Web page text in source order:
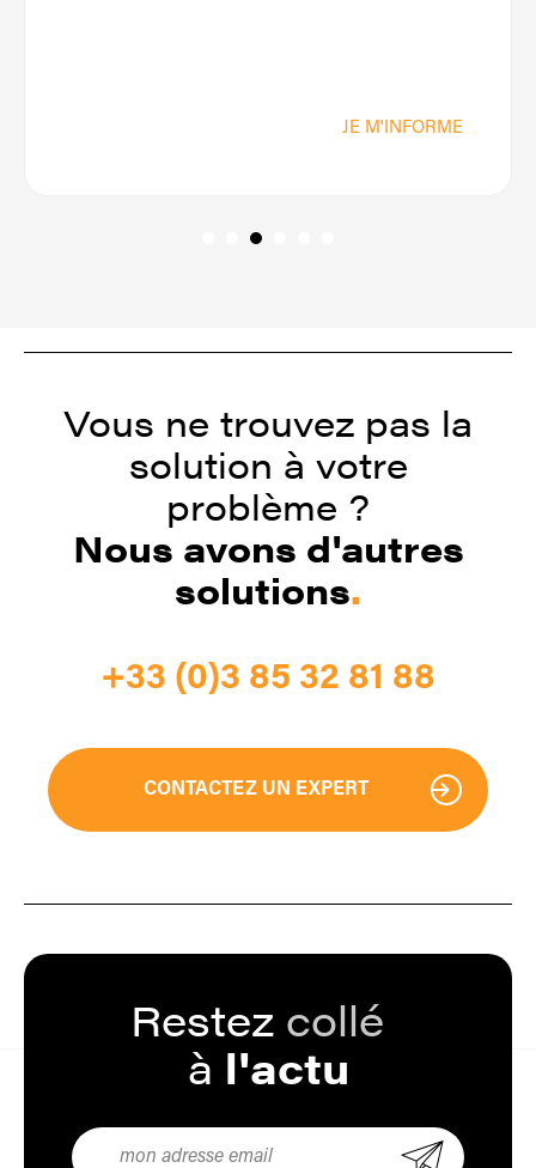
JE M'INFORME
Vous ne trouvez pas la
solution à votre
problème ?
Nous avons d'autres
solutions.
+33 (0)3 85 32 81 88
CONTACTEZ UN EXPERT
Restez collé
à l'actu